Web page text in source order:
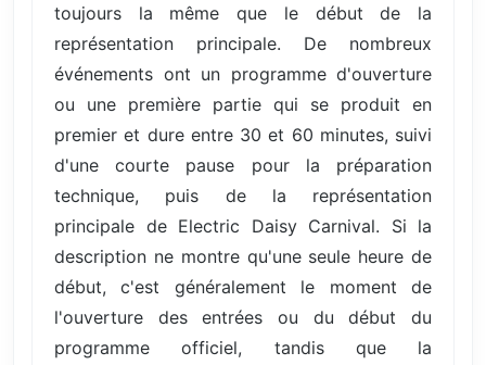
toujours la même que le début de la
représentation principale. De nombreux
événements ont un programme d'ouverture
ou une première partie qui se produit en
premier et dure entre 30 et 60 minutes, suivi
d'une courte pause pour la préparation
technique, puis de la représentation
principale de Electric Daisy Carnival. Si la
description ne montre qu'une seule heure de
début, c'est généralement le moment de
l'ouverture des entrées ou du début du
programme officiel, tandis que la